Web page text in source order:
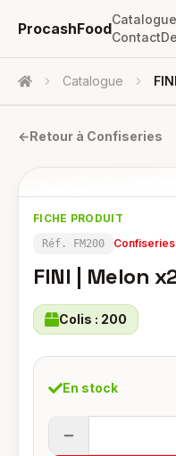
ProcashFood
Catalogue
Contact
Accueil Catalogue
←Retour à Confiseries
FICHE PRODUIT
Réf. FM200 Confiseries
FINI | Melon
Colis : 200
En stock